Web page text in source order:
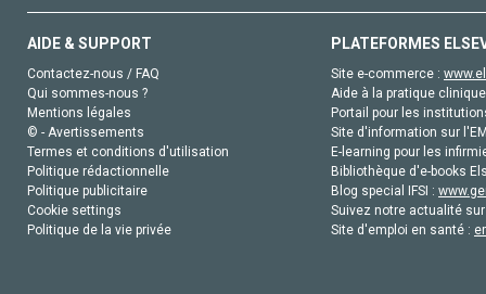
AIDE & SUPPORT
Contactez-nous / FAQ
Qui sommes-nous ?
Mentions légales
© - Avertissements
Termes et conditions d'utilisation
Politique rédactionnelle
Politique publicitaire
Cookie settings
Politique de la vie privée
PLATEFORMES
Site e-commerce :
Aide à la pratique
Portail pour les
Site d'information sur
E-learning pour les
Bibliothèque d'e-books
Blog special IFSI :
Suivez notre actualité
Site d'emploi en santé :